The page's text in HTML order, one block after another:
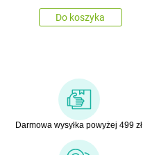
Do koszyka
Darmowa wysyłka powyżej 499 zł